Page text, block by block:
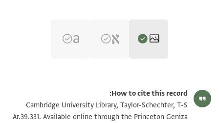
T-S Ar.39.331 1v הגדל וסובב
How to cite this record:
Cambridge University Library, Taylor-Schechter, T-S
Ar.39.331. Available online through the Princeton Geniza